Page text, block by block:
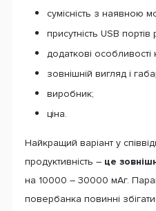
сумісність з наявною
присутність USB
додаткові особливості
зовнішній вигляд і
виробник;
ціна.
Найкращий варіант у
продуктивність – це
на 10000 – 30000 мАг.
повербанка повинні